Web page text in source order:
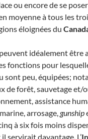
ou encore de se
moyenne à tous les
éloignées du
idéalement être
fonctions pour
sont peu, équipées;
de forêt, sauvetage et/
assistance
arrosage, gunship
à six fois moins
servirait davantage. L’